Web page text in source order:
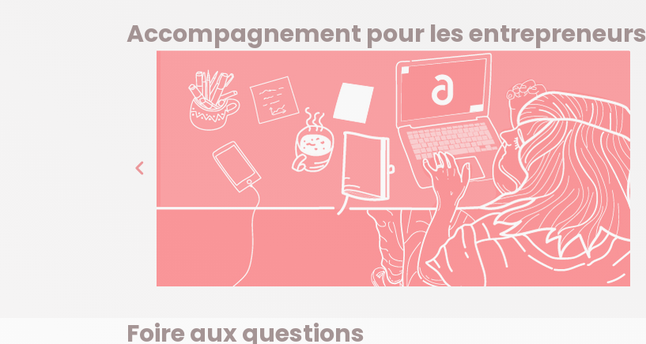
Accompagnement pour les entrepreneurs
Foire aux questions